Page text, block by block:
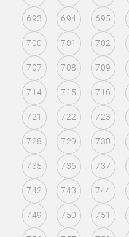
693 694 695
700 701 702
707 708 709
714 715 716
721 722 723
728 729 730
735 736 737
742 743 744
749 750 751